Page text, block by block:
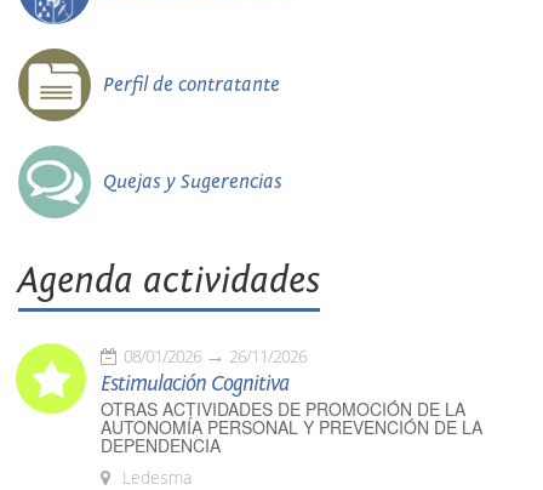
Perfil de contratante
Quejas y Sugerencias
Agenda actividades
08/01/2026 26/11/2026
Estimulación Cognitiva
OTRAS ACTIVIDADES DE PROMOCIÓN DE LA
AUTONOMÍA PERSONAL Y PREVENCIÓN DE LA
DEPENDENCIA
Ledesma